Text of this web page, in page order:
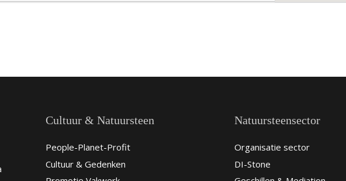
4 , 7604 PV, Almelo
473777
Cultuur & Natuursteen
People-Planet-Profit
Cultuur & Gedenken
Natuursteensector
Organisatie sector
DI-Stone